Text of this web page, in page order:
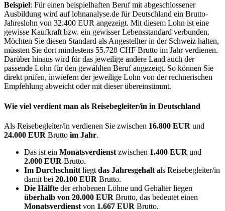
Beispiel: Für einen beispielhaften Beruf mit abgeschlossener
Ausbildung wird auf lohnanalyse.de für Deutschland ein Brutto-
Jahreslohn von 32.400 EUR angezeigt. Mit diesem Lohn ist eine
gewisse Kaufkraft bzw. ein gewisser Lebensstandard verbunden.
Möchten Sie diesen Standard als Angestellter in der Schweiz halten,
müssten Sie dort mindestens 55.728 CHF Brutto im Jahr verdienen.
Darüber hinaus wird für das jeweilige andere Land auch der
passende Lohn für den gewählten Beruf angezeigt. So können Sie
direkt prüfen, inwiefern der jeweilige Lohn von der rechnerischen
Empfehlung abweicht oder mit dieser übereinstimmt.
Wie viel verdient man als Reisebegleiter/in in Deutschland
Als Reisebegleiter/in verdienen Sie zwischen 16.800 EUR und
24.000 EUR Brutto im Jahr.
Das ist ein Monatsverdienst zwischen 1.400 EUR und
2.000 EUR Brutto.
Im Durchschnitt liegt das Jahresgehalt als Reisebegleiter/in
damit bei 20.100 EUR Brutto.
Die Hälfte der erhobenen Löhne und Gehälter liegen
überhalb von 20.000 EUR Brutto, das bedeutet einen
Monatsverdienst von 1.667 EUR Brutto.